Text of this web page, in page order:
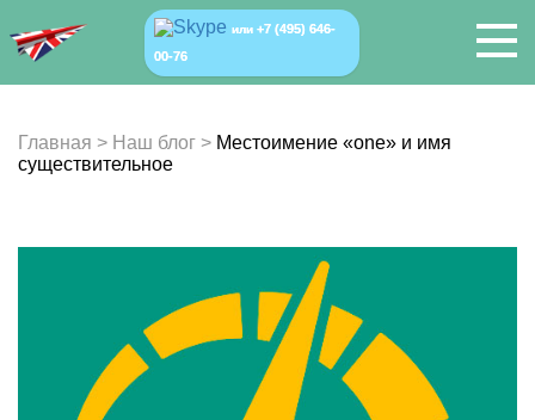
или +7 (495) 646-
00-76
Главная > Наш блог > Местоимение «one» и имя
существительное